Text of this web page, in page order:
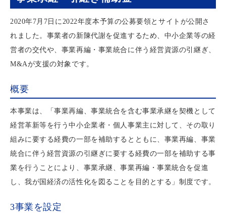
2020年7月7日に2022年度本予算の公募要領とサイトが公開さ
れました。事業者の新陳代謝を促進するため、中小企業等の経
営者の交代や、事業再編・事業統合に伴う経営資源の引継ぎ、
M&Aが支援の対象です。
概要
本事業は、「事業再編、事業統合を含む事業承継を契機として
経営革新等を行う中小企業者・個人事業主に対して、その取り
組みに要する経費の一部を補助するとともに、事業再編、事業
統合に伴う経営資源の引継ぎに要する経費の一部を補助する事
業を行うことにより、事業承継、事業再編・事業統合を促進
し、我が国経済の活性化を図ることを目的とする」制度です。
3事業を設定